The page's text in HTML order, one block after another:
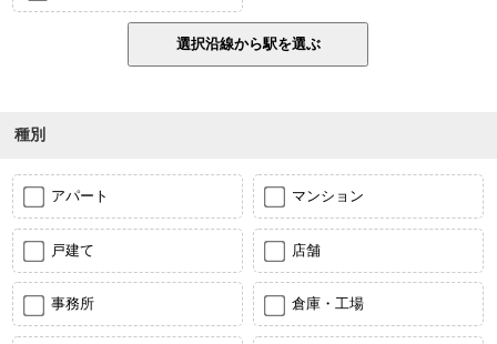
種別
アパート マンション
戸建て 店舗
事務所 倉庫・工場